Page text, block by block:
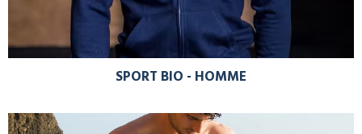
SPORT BIO - HOMME